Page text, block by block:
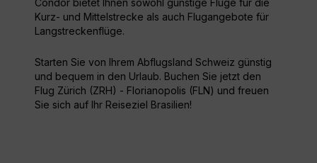
Condor bietet Ihnen sowohl günstige Flüge für die
Kurz- und Mittelstrecke als auch Flugangebote für
Langstreckenflüge.
Starten Sie von Ihrem Abflugsland Schweiz günstig
und bequem in den Urlaub. Buchen Sie jetzt den
Flug Zürich (ZRH) - Florianopolis (FLN) und freuen
Sie sich auf Ihr Reiseziel Brasilien!